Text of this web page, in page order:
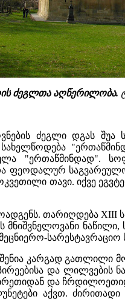
ძეგლთა აღწერილობა.
ძეგლი დგას შუა
"ერთაწმინდად".
საგვარეულოს
თავი. იქვე
თარიღდება XIII
მნიშვნელოვანი
კარგად
და ლილვების
და
აქვთ. ძირითადი